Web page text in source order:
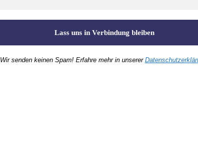
Wir senden keinen Spam! Erfahre mehr in unserer